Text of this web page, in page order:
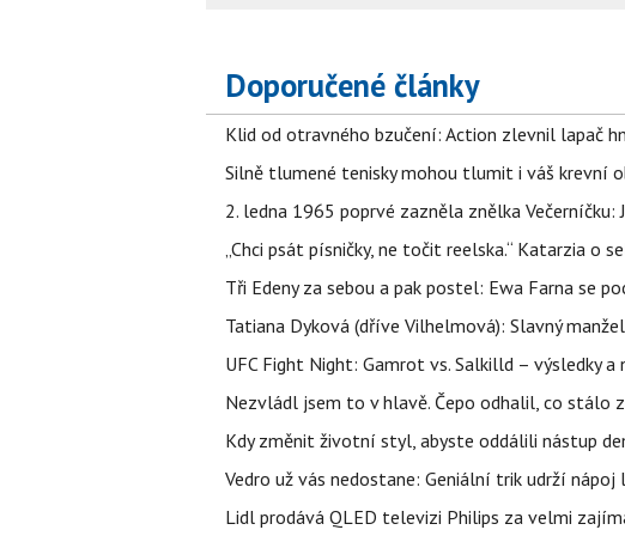
Doporučené články
Klid od otravného bzučení: Action zlevnil lapač
Silně tlumené tenisky mohou tlumit i váš krevní
2. ledna 1965 poprvé zazněla znělka
„Chci psát písničky, ne točit reelska.“ Katarzia o
Tři Edeny za sebou a pak postel: Ewa Farna se
Tatiana Dyková (dříve Vilhelmová): Slavný
UFC Fight Night: Gamrot vs. Salkilld – výsledky
Nezvládl jsem to v hlavě. Čepo odhalil, co stálo
Kdy změnit životní styl, abyste oddálili nástup
Vedro už vás nedostane: Geniální trik udrží
Lidl prodává QLED televizi Philips za velmi